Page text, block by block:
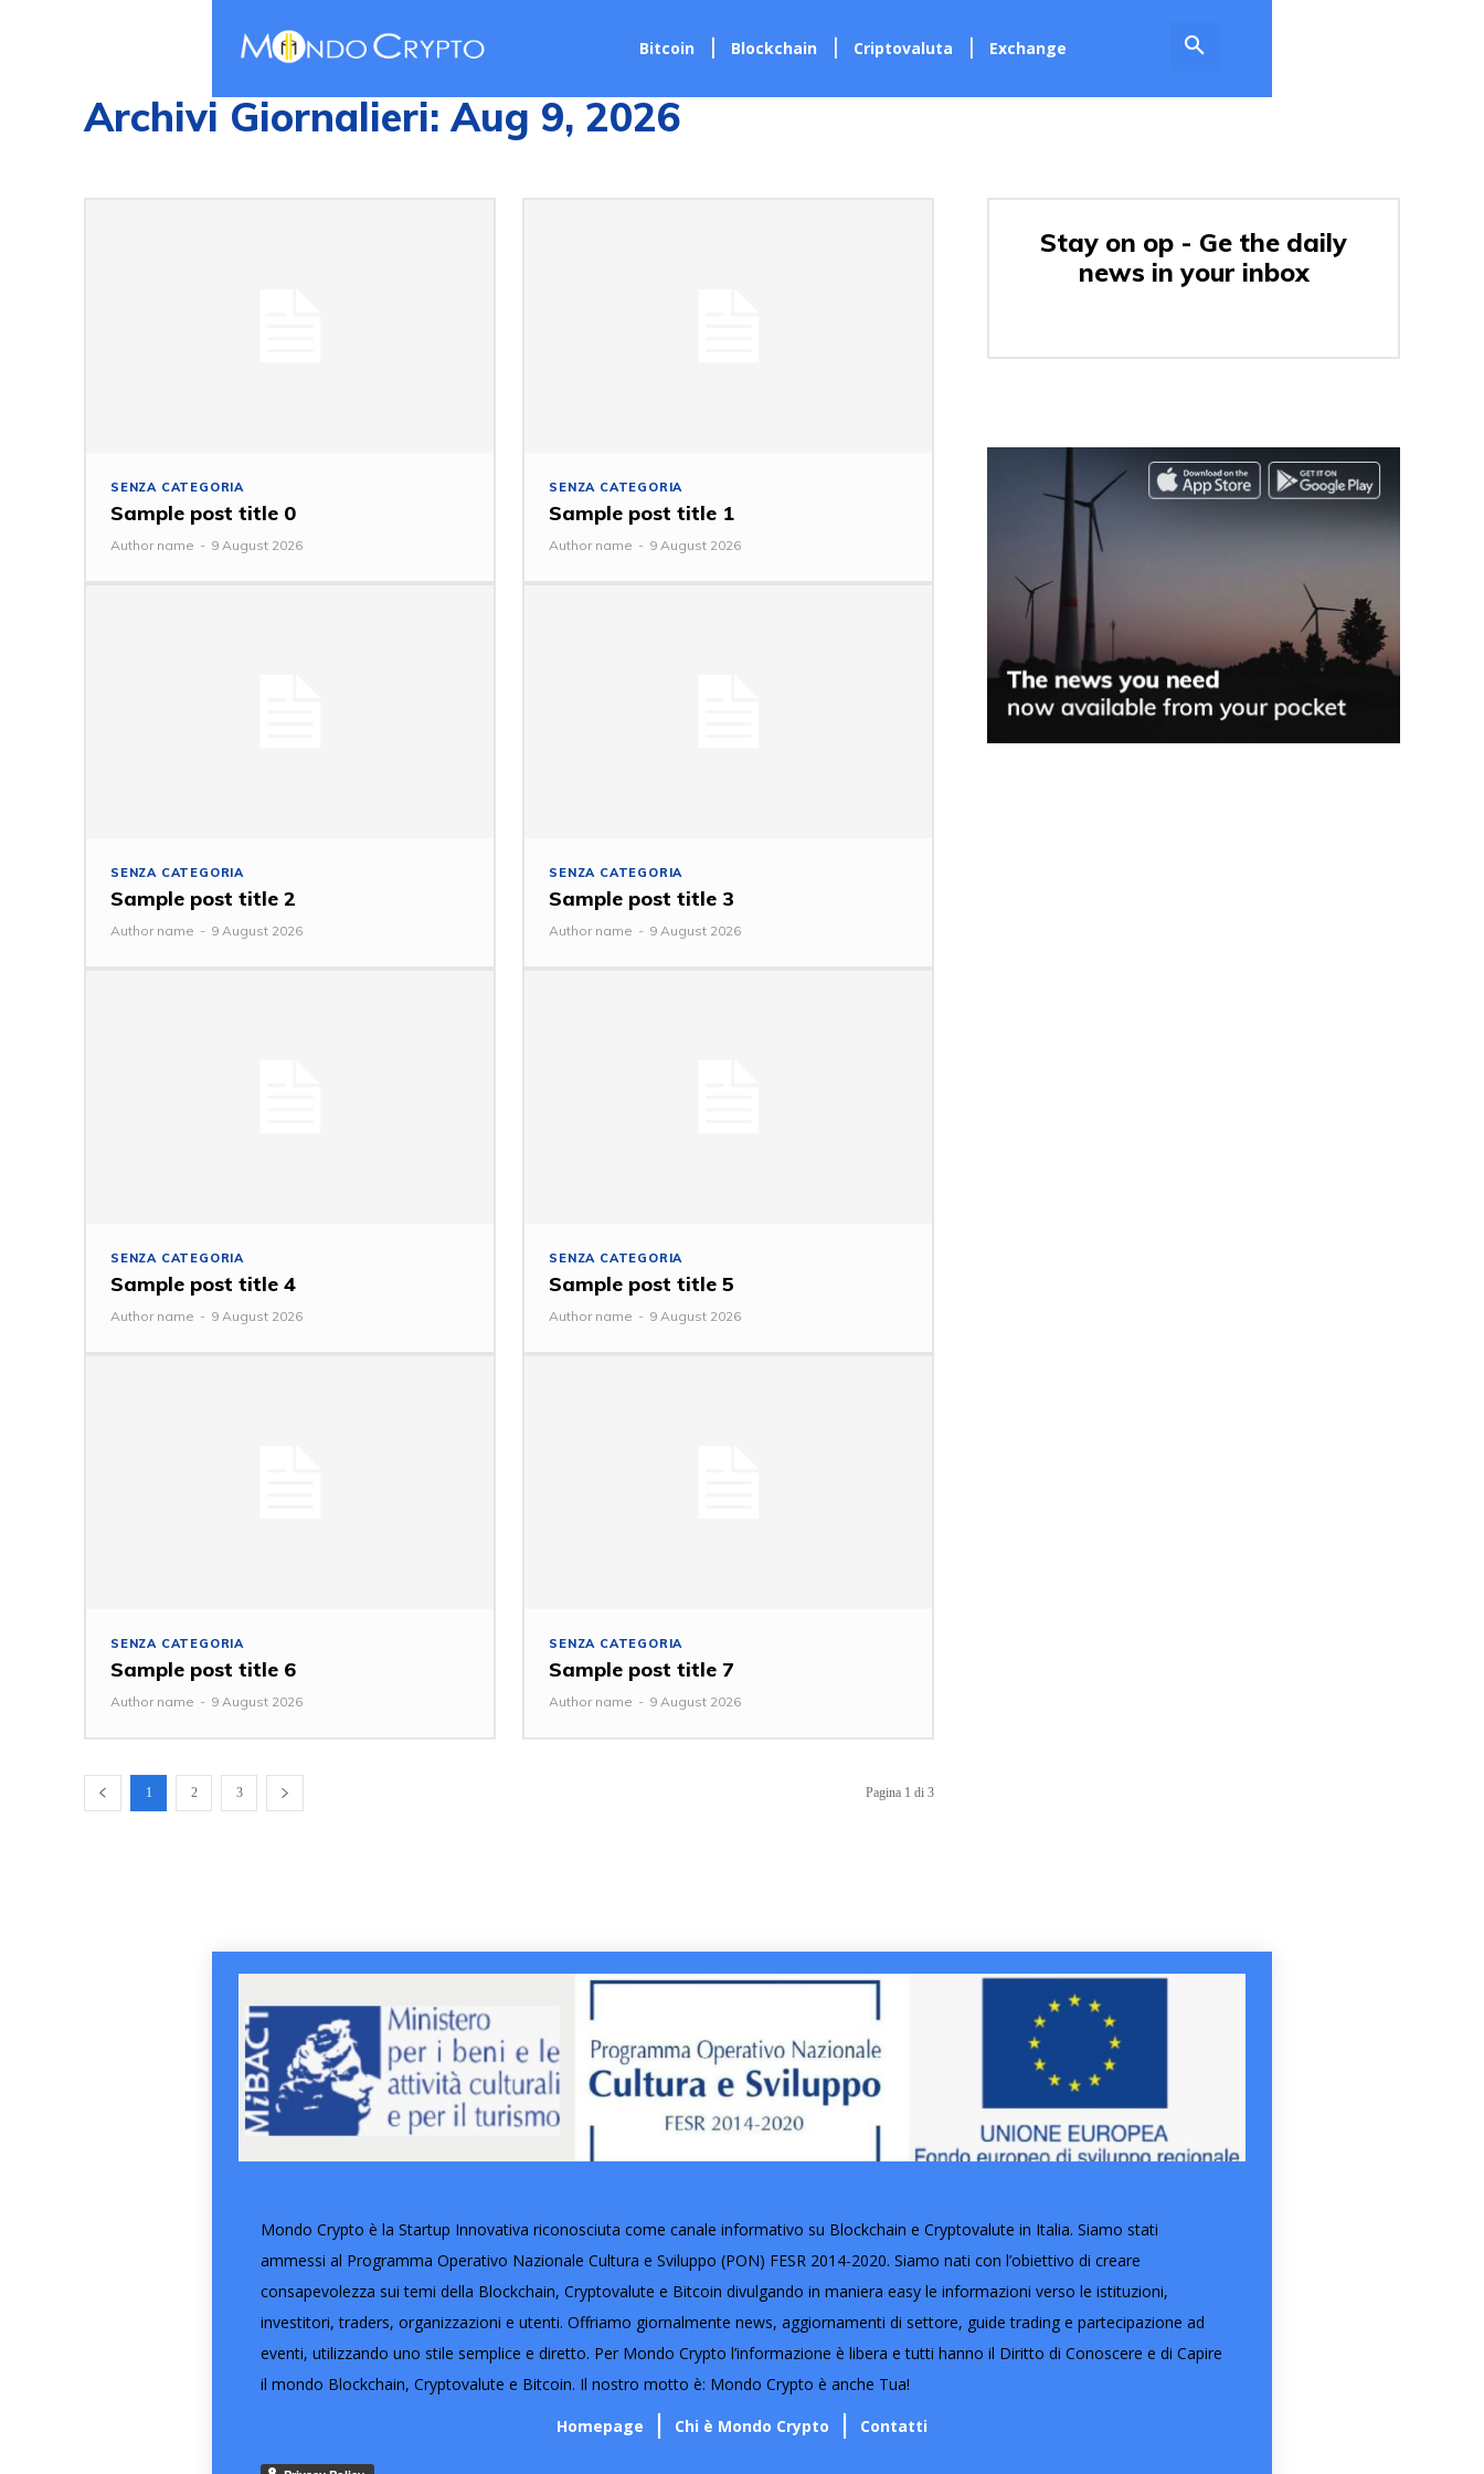
Bitcoin Blockchain Criptovaluta Exchange
Archivi Giornalieri: Aug 9, 2026
SENZA CATEGORIA
Sample post title 0
Author name - 9 August 2026
SENZA CATEGORIA
Sample post title 1
Author name - 9 August 2026
SENZA CATEGORIA
Sample post title 2
Author name - 9 August 2026
SENZA CATEGORIA
Sample post title 3
Author name - 9 August 2026
SENZA CATEGORIA
Sample post title 4
Author name - 9 August 2026
SENZA CATEGORIA
Sample post title 5
Author name - 9 August 2026
SENZA CATEGORIA
Sample post title 6
Author name - 9 August 2026
SENZA CATEGORIA
Sample post title 7
Author name - 9 August 2026
1 2 3 Pagina 1 di 3
Stay on op - Ge the daily
news in your inbox
Mondo Crypto è la Startup Innovativa riconosciuta come canale informativo su Blockchain e Cryptovalute in Italia. Siamo stati
ammessi al Programma Operativo Nazionale Cultura e Sviluppo (PON) FESR 2014-2020. Siamo nati con l’obiettivo di creare
consapevolezza sui temi della Blockchain, Cryptovalute e Bitcoin divulgando in maniera easy le informazioni verso le istituzioni,
investitori, traders, organizzazioni e utenti. Offriamo giornalmente news, aggiornamenti di settore, guide trading e partecipazione ad
eventi, utilizzando uno stile semplice e diretto. Per Mondo Crypto l’informazione è libera e tutti hanno il Diritto di Conoscere e di Capire
il mondo Blockchain, Cryptovalute e Bitcoin. Il nostro motto è: Mondo Crypto è anche Tua!
Homepage
Chi è Mondo Crypto Contatti